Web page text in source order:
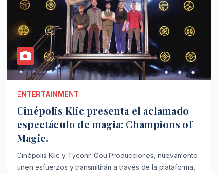
ENTERTAINMENT
Cinépolis Klic presenta el aclamado
espectáculo de magia: Champions of
Magic.
Cinépolis Klic y Tyconn Gou Producciones, nuevamente
unen esfuerzos y transmitirán a través de la plataforma,